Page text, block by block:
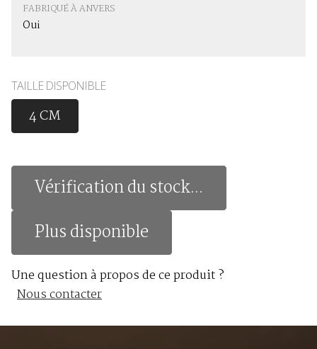
FABRIQUÉ À ANVERS
Oui
TAILLE DISPONIBLE
4 CM
Vérification du stock...
Plus disponible
Une question à propos de ce produit ?
Nous contacter